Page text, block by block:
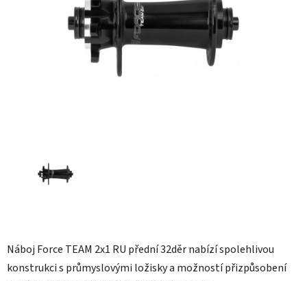
Náboj Force TEAM 2x1 RU přední 32děr nabízí spolehlivou
konstrukci s průmyslovými ložisky a možností přizpůsobení